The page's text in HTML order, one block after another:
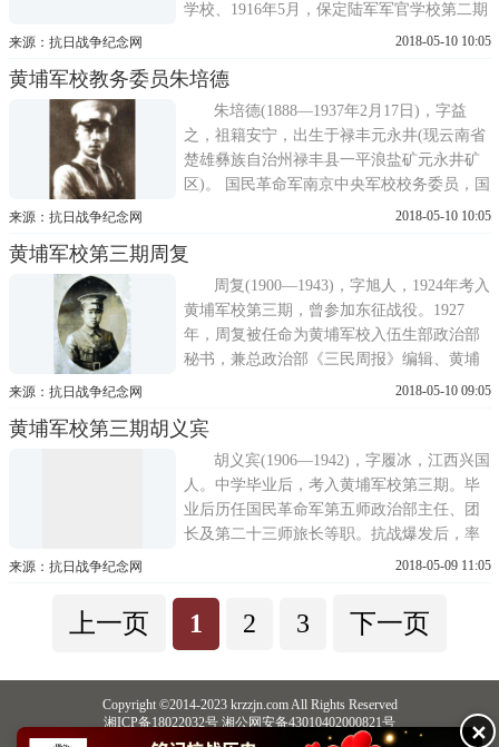
学校、1916年5月，保定陆军军官学校第二期
步科毕业。1924年夏到达广州，任黄埔军校
公厅中校科长。1926年夏天，随军参加北伐
战争。1933年8月任南京中央军校第三总队中
校战术教官，学生总队...
来源：抗日战争纪念网 2018-05-10 10:05
黄埔军校教务委员朱培德
朱培德(1888—1937年2月17日)，字益
之，祖籍安宁，出生于禄丰元永井(现云南省
楚雄彝族自治州禄丰县一平浪盐矿元永井矿
区)。 国民革命军南京中央军校校务委员，国
民政府军训总监部总监，国民革命军陆军一
并称模范二朱，历经护国战争，护法战争始
终追随孙中山先生，后作为第三军军长参加
北伐战争、战功卓著，官至江...
来源：抗日战争纪念网 2018-05-10 10:05
黄埔军校第三期周复
周复(1900—1943)，字旭人，1924年考入
黄埔军校第三期，曾参加东征战役。1927
年，周复被任命为黄埔军校入伍生部政治部
秘书，兼总政治部《三民周报》编辑、黄埔
同学会宣传科长。1929年，周复改任军校政
军士官学校就读，后转入日本明治大学。
1932年一二八凇沪抗战爆发后，周复罢学回
国，参与组建蓝衣社。1937年卢沟桥...
来源：抗日战争纪念网 2018-05-10 09:05
黄埔军校第三期胡义宾
胡义宾(1906—1942)，字履冰，江西兴国
人。中学毕业后，考入黄埔军校第三期。毕
业后历任国民革命军第五师政治部主任、团
长及第二十三师旅长等职。抗战爆发后，率
部在豫南、鄂北地区对日作战。1940年，升
编入中国远征军，从云南进入缅甸，抗击日
本侵略军。4月，中国远征军在平蛮纳与日军
来源：抗日战争纪念网 2018-05-09 11:05
上一页 1 2 3 下一页
Copyright ©2014-2023 krzzjn.com All Rights Reserved
湘ICP备18022032号 湘公网安备43010402000821号
中央网信办违法和不良信息举报中心
长沙市互联网违法和不良信息举报中心✕